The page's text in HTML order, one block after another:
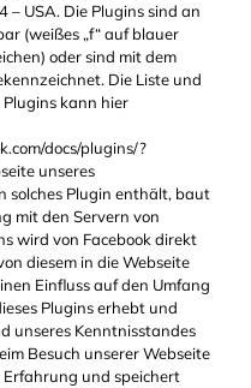
– USA. Die Plugins sind an
(weißes „f“ auf blauer
oder sind mit dem
Die Liste und
Plugins kann hier
docs/plugins/?
unseres
solches Plugin enthält, baut
mit den Servern von
wird von Facebook direkt
diesem in die Webseite
Einfluss auf den Umfang
Plugins erhebt und
unseres Kenntnisstandes
Besuch unserer Webseite
Erfahrung und speichert